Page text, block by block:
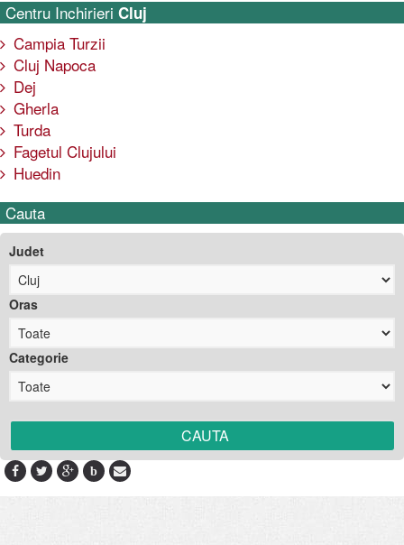
BLOG
CONTACT
Centru Inchirieri Cluj
Campia Turzii
Cluj Napoca
Dej
Gherla
Turda
Fagetul Clujului
Huedin
Cauta
Judet
Oras
Categorie
b